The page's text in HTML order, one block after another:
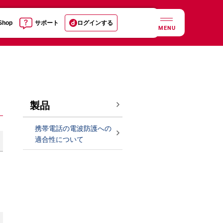
サポート ログインする
MENU
製品
携帯電話の電波防護への
適合性について